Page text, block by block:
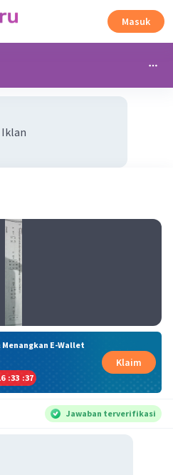
Masuk
Iklan
E-Wallet
:33 :37
Klaim
Jawaban terverifikasi